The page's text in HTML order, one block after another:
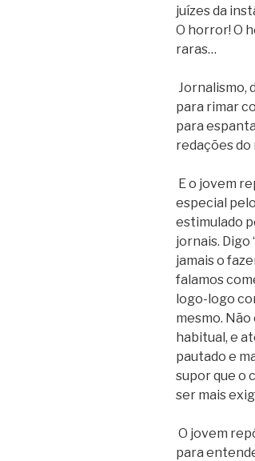
juízes da
O horror! O
raras…
Jornalismo,
para rimar
para
redações do
E o jovem
especial
estimulado
jornais. Digo
jamais o
falamos
logo-logo
mesmo. Não
habitual, e
pautado e
supor que o
ser mais
O jovem
para